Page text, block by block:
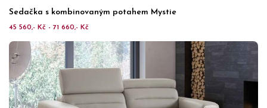
Sedačka s kombinovaným potahem Mystie
45 560,- Kč - 71 660,- Kč